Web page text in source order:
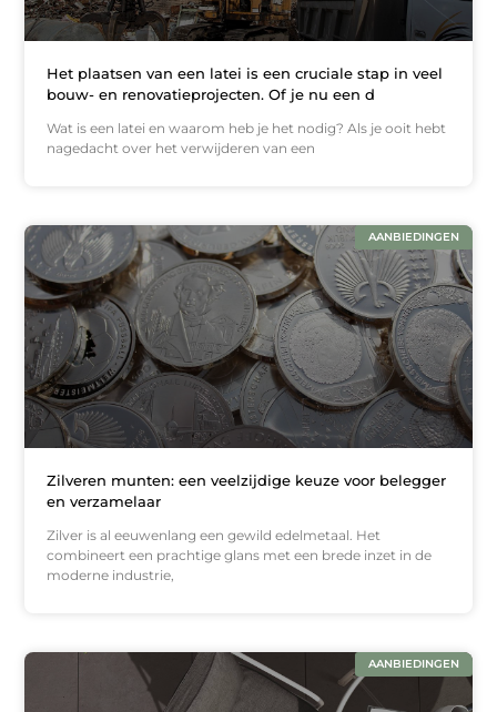
Het plaatsen van een latei is een cruciale stap in veel
bouw- en renovatieprojecten. Of je nu een d
Wat is een latei en waarom heb je het nodig? Als je ooit hebt
nagedacht over het verwijderen van een
AANBIEDINGEN
Zilveren munten: een veelzijdige keuze voor belegger
en verzamelaar
Zilver is al eeuwenlang een gewild edelmetaal. Het
combineert een prachtige glans met een brede inzet in de
moderne industrie,
AANBIEDINGEN